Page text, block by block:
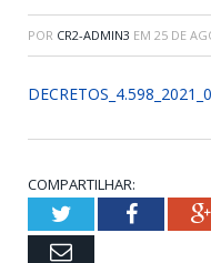
POR CR2-ADMIN3 EM 25 DE
COMPARTILHAR:
TwitterFacebook
Email